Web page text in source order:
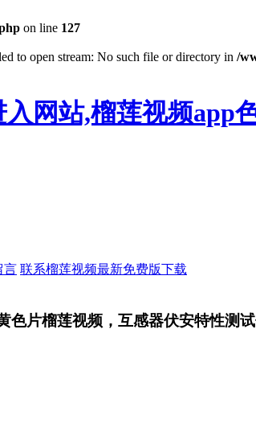
on line 127
to open stream: No such file or directory in /
网站,榴莲视频app
言 联系榴莲视频最新免费版下载
片榴莲视频，互感器伏安特性测